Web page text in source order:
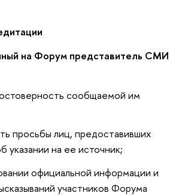
на Форум представитель СМИ
сообщаемой им
просьбы лиц, предоставивших
указании на ее источник;
официальной информации и
участников Форума